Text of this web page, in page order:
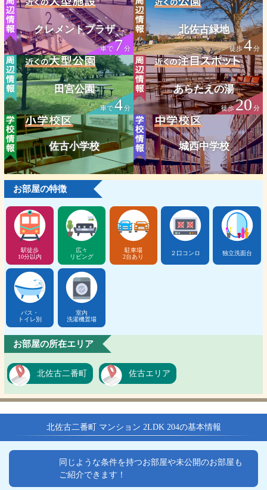
クレメントプラザ
車で7分
北佐古緑地
徒歩4分
田宮公園
車で4分
あらたえの湯
徒歩20分
佐古小学校 城西中学校
お部屋の特徴
駅徒歩
10分以内
広々
リビング
駐車場
2台あり
２口コンロ 独立洗面台
バス・
トイレ別
室内
洗濯機置場
お部屋の所在エリア
北佐古二番町 佐古エリア
北佐古二番町 マンション 2LDK 204の基本情報
同じような条件を持つお部屋や未公開のお部屋も
ご紹介できます！